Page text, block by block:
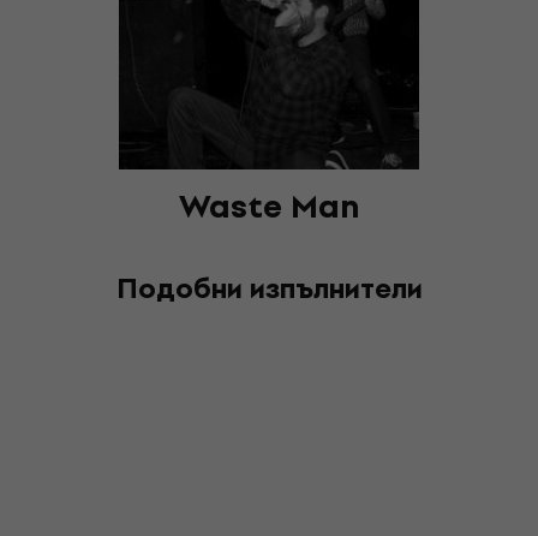
Waste Man
Подобни изпълнители